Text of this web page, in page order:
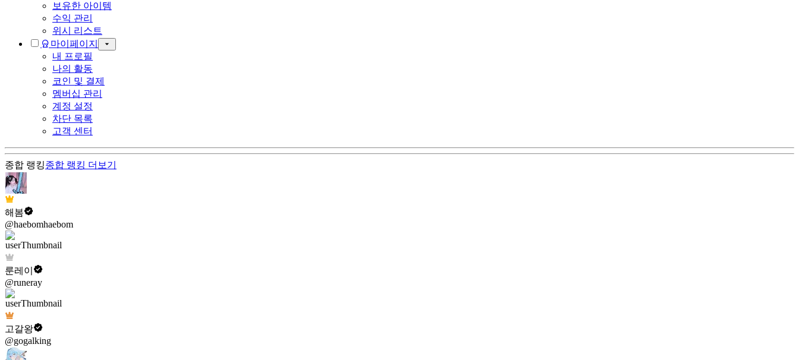
보유한 아이템
수익 관리
위시 리스트
마이페이지
내 프로필
나의 활동
코인 및 결제
멤버십 관리
계정 설정
차단 목록
고객 센터
종합 랭킹종합 랭킹 더보기
해봄
@haebomhaebom
룬레이
@runeray
고갈왕
@gogalking